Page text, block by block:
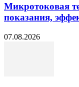
Микротоковая
показания,
07.08.2026